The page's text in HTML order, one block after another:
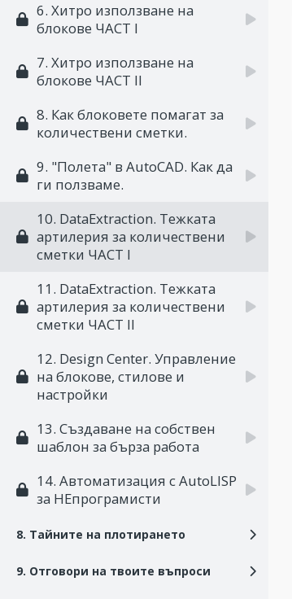
6. Хитро използване на
блокове ЧАСТ I
7. Хитро използване на
блокове ЧАСТ II
8. Как блоковете помагат за
количествени сметки.
9. "Полета" в AutoCAD. Как да
ги ползваме.
10. DataExtraction. Тежката
артилерия за количествени
сметки ЧАСТ I
11. DataExtraction. Тежката
артилерия за количествени
сметки ЧАСТ II
12. Design Center. Управление
на блокове, стилове и
настройки
13. Създаване на собствен
шаблон за бърза работа
14. Автоматизация с AutoLISP
за НЕпрограмисти
8. Тайните на плотирането
9. Отговори на твоите въпроси